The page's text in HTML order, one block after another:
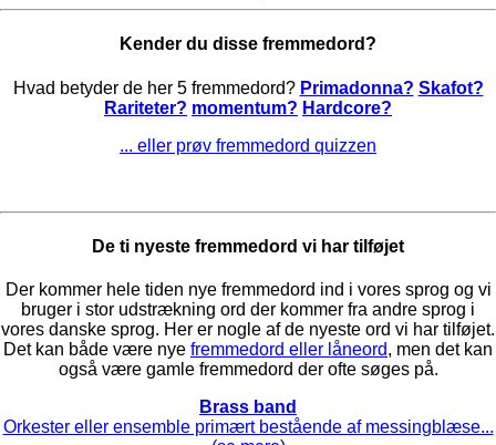
Kender du disse fremmedord?
Hvad betyder de her 5 fremmedord? Primadonna? Skafot?
Rariteter? momentum? Hardcore?
... eller prøv fremmedord quizzen
De ti nyeste fremmedord vi har tilføjet
Der kommer hele tiden nye fremmedord ind i vores sprog og vi
bruger i stor udstrækning ord der kommer fra andre sprog i
vores danske sprog. Her er nogle af de nyeste ord vi har tilføjet.
Det kan både være nye fremmedord eller låneord, men det kan
også være gamle fremmedord der ofte søges på.
Brass band
Orkester eller ensemble primært bestående af messingblæse...